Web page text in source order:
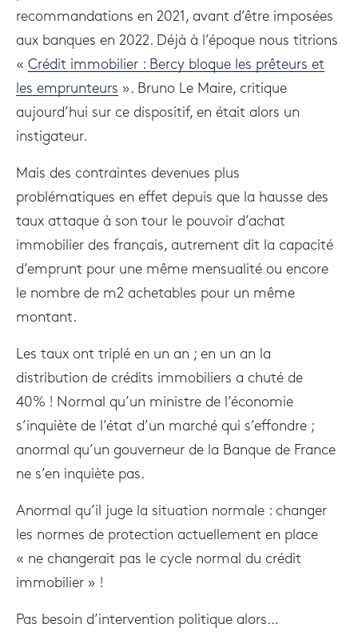
recommandations en 2021, avant d’être imposées
aux banques en 2022. Déjà à l’époque nous titrions
« Crédit immobilier : Bercy bloque les prêteurs et
les emprunteurs ». Bruno Le Maire, critique
aujourd’hui sur ce dispositif, en était alors un
instigateur.
Mais des contraintes devenues plus
problématiques en effet depuis que la hausse des
taux attaque à son tour le pouvoir d’achat
immobilier des français, autrement dit la capacité
d’emprunt pour une même mensualité ou encore
le nombre de m2 achetables pour un même
montant.
Les taux ont triplé en un an ; en un an la
distribution de crédits immobiliers a chuté de
40% ! Normal qu’un ministre de l’économie
s’inquiète de l’état d’un marché qui s’effondre ;
anormal qu’un gouverneur de la Banque de France
ne s’en inquiète pas.
Anormal qu’il juge la situation normale : changer
les normes de protection actuellement en place
« ne changerait pas le cycle normal du crédit
immobilier » !
Pas besoin d’intervention politique alors…